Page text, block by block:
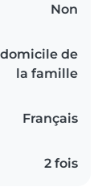
Non
de
la famille
Français
2 fois